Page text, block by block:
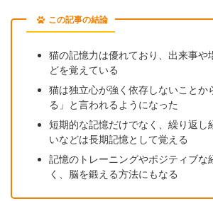
この記事の結論
猫の記憶力は優れており、出来事や
どを覚えている
猫は独立心が強く依存しないことか
る」と言われるようになった
短期的な記憶だけでなく、繰り返し
いなどは長期記憶として覚える
記憶のトレーニングやポジティブな
く、脳を鍛える方法にもなる